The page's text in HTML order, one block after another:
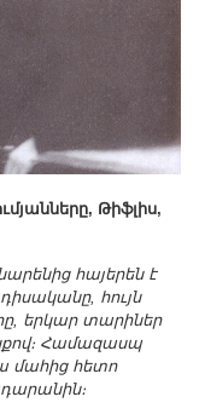
Թիֆլիս,
հայերեն է
հույն
երկար տարիներ
Համազասպ
մահից հետո